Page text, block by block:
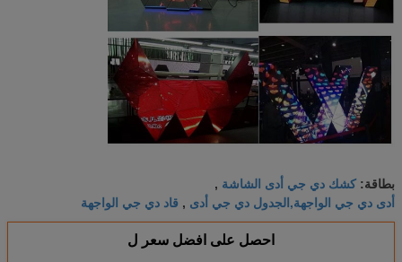
بطاقة: كشك دي جي أدى الشاشة ,
أدى دي جي الواجهة,الجدول دي جي أدى , قاد دي جي الواجهة
احصل على افضل سعر ل